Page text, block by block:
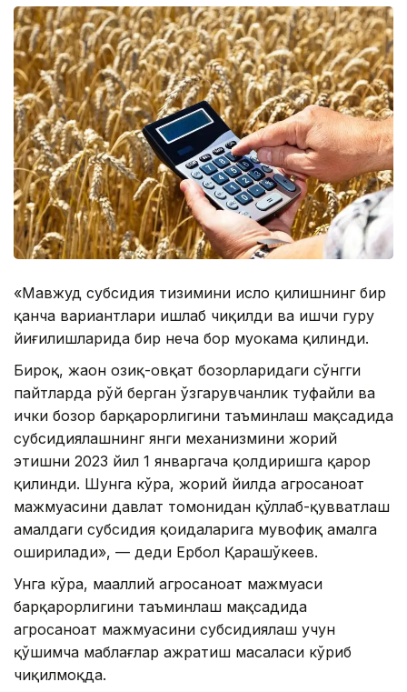
«Мавжуд субсидия тизимини ислоҳ қилишнинг бир
қанча вариантлари ишлаб чиқилди ва ишчи гуруҳ
йиғилишларида бир неча бор муҳокама қилинди.
Бироқ, жаҳон озиқ-овқат бозорларидаги сўнгги
пайтларда рўй берган ўзгарувчанлик туфайли ва
ички бозор барқарорлигини таъминлаш мақсадида
субсидиялашнинг янги механизмини жорий
этишни 2023 йил 1 январгача қолдиришга қарор
қилинди. Шунга кўра, жорий йилда агросаноат
мажмуасини давлат томонидан қўллаб-қувватлаш
амалдаги субсидия қоидаларига мувофиқ амалга
оширилади», — деди Ербол Қарашўкеев.
Унга кўра, маҳаллий агросаноат мажмуаси
барқарорлигини таъминлаш мақсадида
агросаноат мажмуасини субсидиялаш учун
қўшимча маблағлар ажратиш масаласи кўриб
чиқилмоқда.